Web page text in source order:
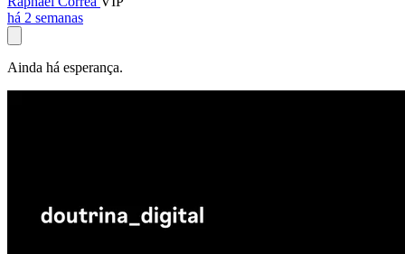
há 2 semanas
Ainda há esperança.